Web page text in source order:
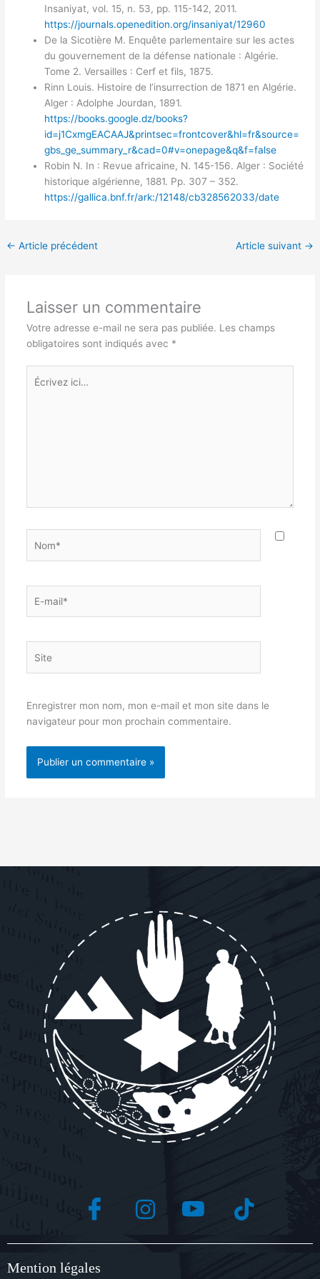
Insaniyat, vol. 15, n. 53, pp. 115-142, 2011.
https://journals.openedition.org/insaniyat/12960
De la Sicotière M. Enquête parlementaire sur les actes
du gouvernement de la défense nationale : Algérie.
Tome 2. Versailles : Cerf et fils, 1875.
Rinn Louis. Histoire de l’insurrection de 1871 en Algérie.
Alger : Adolphe Jourdan, 1891.
https://books.google.dz/books?
id=j1CxmgEACAAJ&printsec=frontcover&hl=fr&source=
gbs_ge_summary_r&cad=0#v=onepage&q&f=false
Robin N. In : Revue africaine, N. 145-156. Alger : Société
historique algérienne, 1881. Pp. 307 – 352.
https://gallica.bnf.fr/ark:/12148/cb328562033/date
← Article précédent Article suivant →
Laisser un commentaire
Votre adresse e-mail ne sera pas publiée. Les champs
obligatoires sont indiqués avec *
Écrivez
ici…
mail*
Enregistrer mon nom, mon e-mail et mon site dans le
navigateur pour mon prochain commentaire.
Mention légales